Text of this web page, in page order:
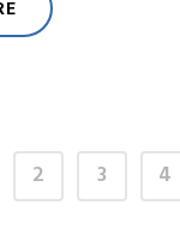
2 3 4